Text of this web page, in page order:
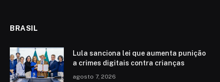
BRASIL
Lula sanciona lei que aumenta punição
a crimes digitais contra crianças
agosto 7, 2026